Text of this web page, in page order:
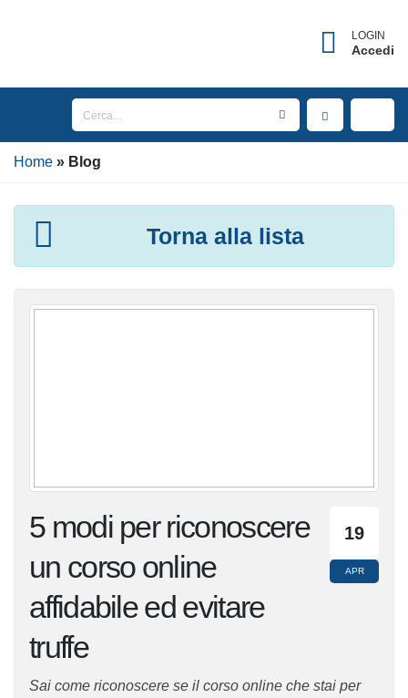
LOGIN
Accedi
Home Blog
Torna alla lista
19
APR
5 modi per
riconoscere un corso
online affidabile ed
evitare truffe
Sai come riconoscere se il corso online che stai per